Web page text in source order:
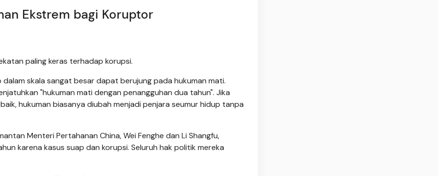
Ekstrem bagi Koruptor
paling keras terhadap korupsi.
skala sangat besar dapat berujung pada hukuman mati.
"hukuman mati dengan penangguhan dua tahun". Jika
hukuman biasanya diubah menjadi penjara seumur hidup tanpa
Menteri Pertahanan China, Wei Fenghe dan Li Shangfu,
karena kasus suap dan korupsi. Seluruh hak politik mereka